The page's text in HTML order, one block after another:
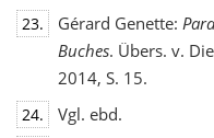
23. Gérard Genette:
Buches. Übers. v.
2014, S. 15.
24. Vgl. ebd.